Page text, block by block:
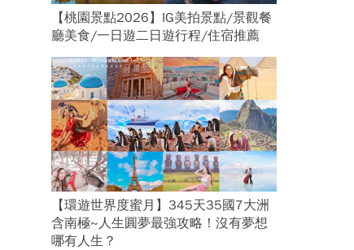
【桃園景點2026】IG美拍景點/景觀餐
廳美食/一日遊二日遊行程/住宿推薦
【環遊世界度蜜月】345天35國7大洲
含南極~人生圓夢最強攻略！沒有夢想
哪有人生？